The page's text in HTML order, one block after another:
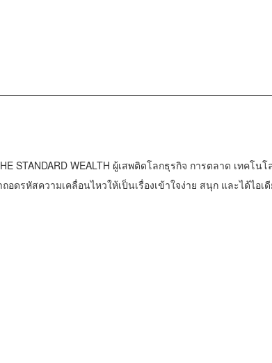
STANDARD WEALTH ผู้เสพติดโลกธุรกิจ การตลาด เทคโนโ
ดรหัสความเคลื่อนไหวให้เป็นเรื่องเข้าใจง่าย สนุก และได้ไอเ